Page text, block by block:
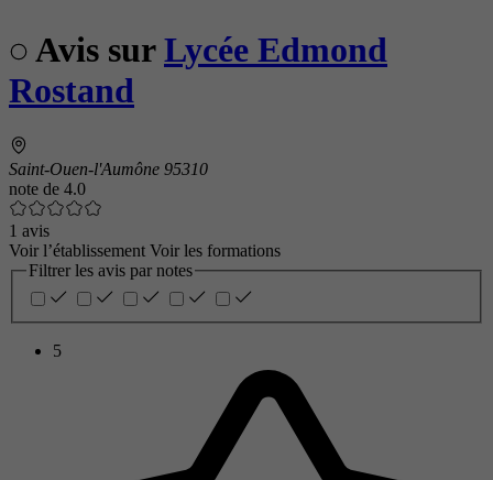
Avis surLycée Edmond
Rostand
Saint-Ouen-l'Aumône 95310
note de 4.0
1 avis
Voir l’établissement Voir les formations
Filtrer les avis par notes
5